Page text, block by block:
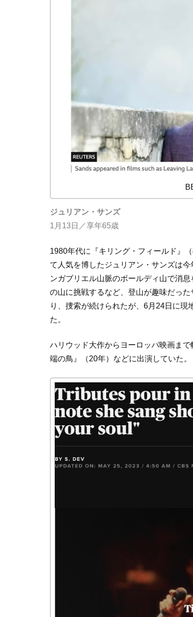
ジュリアン・サンズ
1月 13 日／享年65歳
1980年代に『キリング・フィールド』（
て人気を博したジュリアン・サンズは今
ンガブリエル山脈のボールディ山で消息
の山に挑戦するなど、登山が趣味だった
り、捜索が続けられたが、 6月 24日に現
た。
ハリウッド大作からヨーロッパ映画ま
端の鳥』（20年）などに出演していた。